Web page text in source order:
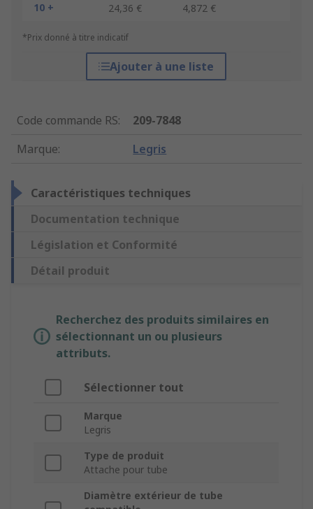
10 +
24,36 € 4,872 €
*Prix donné à titre indicatif
Ajouter à une liste
Code commande RS:
209-7848
Marque: Legris
Caractéristiques techniques
Documentation technique
Législation et Conformité
Détail produit
Recherchez des produits similaires en
sélectionnant un ou plusieurs
attributs.
Sélectionner tout
Marque
Legris
Type de produit
Attache pour tube
Diamètre extérieur de tube